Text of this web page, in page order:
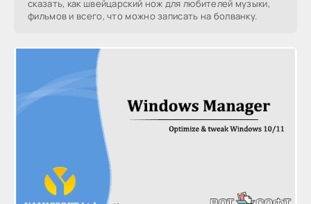
сказать, как швейцарский нож для любителей музыки,
фильмов и всего, что можно записать на болванку.